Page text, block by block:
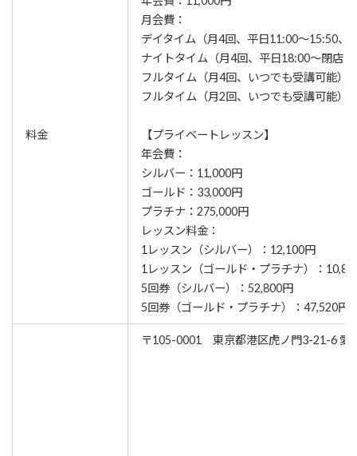
料金
月会費：
デイタイム（月4回、平日11:00～15:50、
ナイトタイム（月4回、平日18:00～閉店
フルタイム（月4回、いつでも受講可能）
フルタイム（月2回、いつでも受講可能）
【プライベートレッスン】
年会費：
シルバー：11,000円
ゴールド：33,000円
プラチナ：275,000円
レッスン料金：
1レッスン（シルバー）：12,100円
1レッスン（ゴールド・プラチナ）：
5回券（シルバー）：52,800円
5回券（ゴールド・プラチナ）：47,520円
〒105-0001 東京都港区虎ノ門3-21-6 愛